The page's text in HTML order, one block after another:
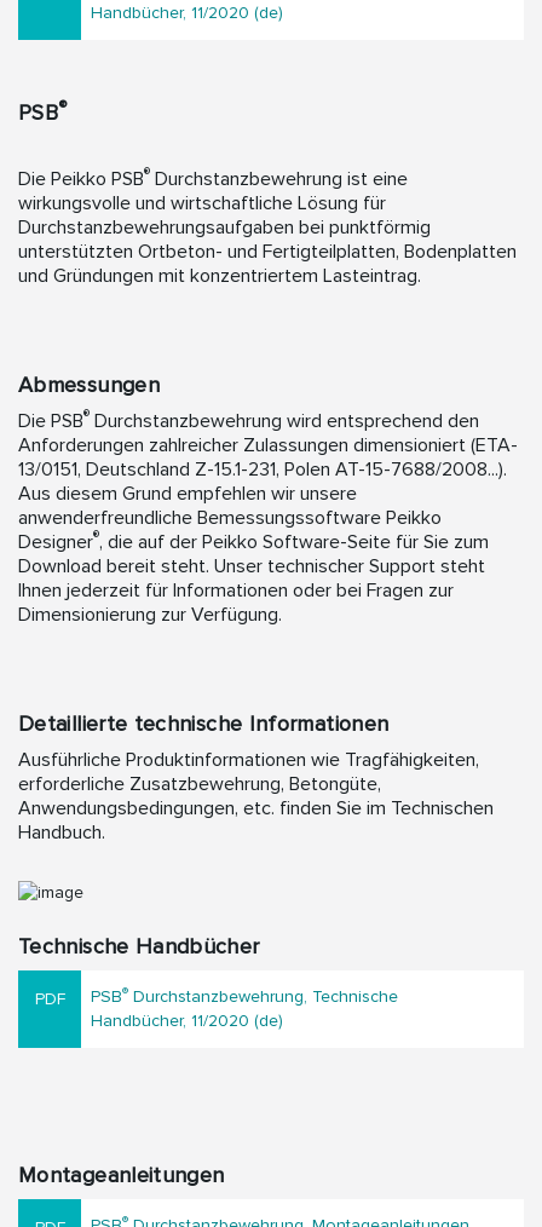
Handbücher, 11/2020 (de)
PSB®
Die Peikko PSB® Durchstanzbewehrung ist eine
wirkungsvolle und wirtschaftliche Lösung für
Durchstanzbewehrungsaufgaben bei punktförmig
unterstützten Ortbeton- und Fertigteilplatten, Bodenplatten
und Gründungen mit konzentriertem Lasteintrag.
Abmessungen
Die PSB® Durchstanzbewehrung wird entsprechend den
Anforderungen zahlreicher Zulassungen dimensioniert (ETA-
13/0151, Deutschland Z-15.1-231, Polen AT-15-7688/2008...).
Aus diesem Grund empfehlen wir unsere
anwenderfreundliche Bemessungssoftware Peikko
Designer®, die auf der Peikko Software-Seite für Sie zum
Download bereit steht. Unser technischer Support steht
Ihnen jederzeit für Informationen oder bei Fragen zur
Dimensionierung zur Verfügung.
Detaillierte technische Informationen
Ausführliche Produktinformationen wie Tragfähigkeiten,
erforderliche Zusatzbewehrung, Betongüte,
Anwendungsbedingungen, etc. finden Sie im Technischen
Handbuch.
Technische Handbücher
PSB® Durchstanzbewehrung, Technische
Handbücher, 11/2020 (de)
Montageanleitungen
®